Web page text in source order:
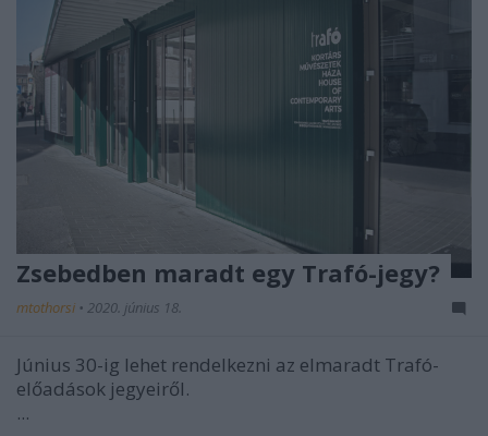
Zsebedben maradt egy Trafó-jegy?
mtothorsi • 2020. június 18.
Június 30-ig lehet rendelkezni az elmaradt Trafó-
előadások jegyeiről.
...